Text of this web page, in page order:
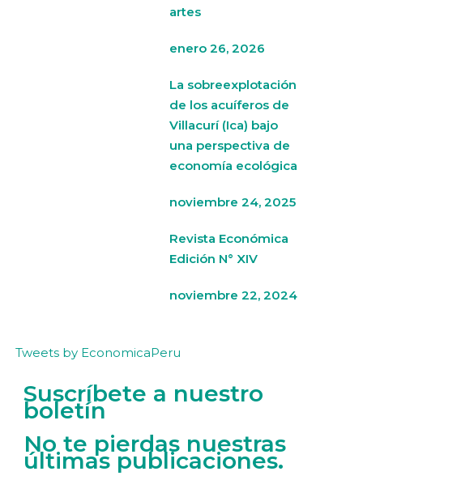
artes
enero 26, 2026
La sobreexplotación
de los acuíferos de
Villacurí (Ica) bajo
una perspectiva de
economía ecológica
noviembre 24, 2025
Revista Económica
Edición N° XIV
noviembre 22, 2024
Tweets by EconomicaPeru
Suscríbete a nuestro
boletín
No te pierdas nuestras
últimas publicaciones.